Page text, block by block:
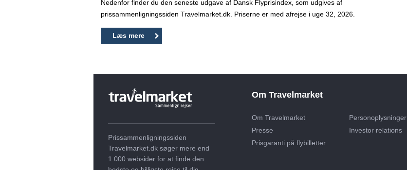
Nedenfor finder du den seneste udgave af Dansk Flyprisindex, som udgives af
prissammenligningssiden Travelmarket.dk. Priserne er med afrejse i uge 32, 2026.
Læs mere
Prissammenligningssiden
Travelmarket.dk søger mere end
1.000 websider for at finde den
Om Travelmarket
Om Travelmarket Personoplysninger
Presse
Investor relations
Prisgaranti på flybilletter